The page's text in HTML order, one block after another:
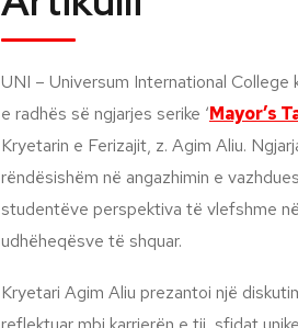
UNI – Universum International College
e radhës së ngjarjes serike ‘Mayor’s
Kryetarin e Ferizajit, z. Agim Aliu.
rëndësishëm në angazhimin e
studentëve perspektiva të vlefshme
udhëheqësve të shquar.
Kryetari Agim Aliu prezantoi një